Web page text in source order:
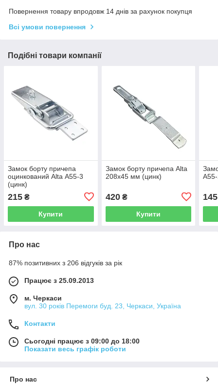
Повернення товару впродовж 14 днів за рахунок покупця
Всі умови повернення
Подібні товари компанії
Замок борту причепа
оцинкований Alta А55-3
(цинк)
215 ₴
Купити
Замок борту причепа Alta
208х45 мм (цинк)
420₴
Купити
145
Про нас
87% позитивних з 206 відгуків за рік
Працює з 25.09.2013
м. Черкаси
вул. 30 років Перемоги буд. 23, Черкаси, Україна
Контакти
Сьогодні працює з 09:00 до 18:00
Показати весь графік роботи
Про нас